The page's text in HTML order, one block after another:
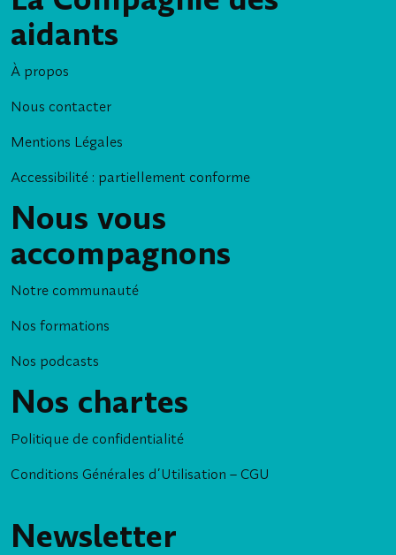
aidants
À propos
Nous contacter
Mentions Légales
Accessibilité : partiellement conforme
Nous vous
accompagnons
Notre communauté
Nos formations
Nos podcasts
Nos chartes
Politique de confidentialité
Conditions Générales d’Utilisation – CGU
Newsletter